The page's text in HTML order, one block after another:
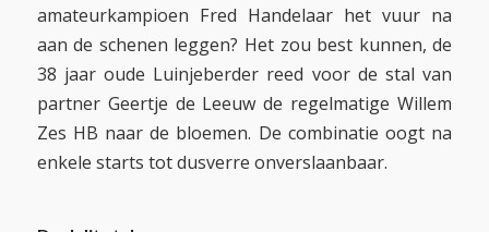
amateurkampioen Fred Handelaar het vuur na
aan de schenen leggen? Het zou best kunnen, de
38 jaar oude Luinjeberder reed voor de stal van
partner Geertje de Leeuw de regelmatige Willem
Zes HB naar de bloemen. De combinatie oogt na
enkele starts tot dusverre onverslaanbaar.